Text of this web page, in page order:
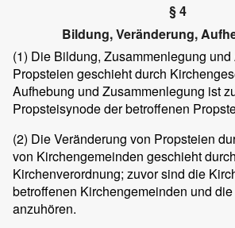
§ 4
Bildung, Veränderung,
(1) Die Bildung, Zusammenlegung
Propsteien geschieht durch
Aufhebung und Zusammenlegung ist
Propsteisynode der betroffenen
(2) Die Veränderung von Propsteien
von Kirchengemeinden geschieht durch
Kirchenverordnung; zuvor sind die
betroffenen Kirchengemeinden und
anzuhören.